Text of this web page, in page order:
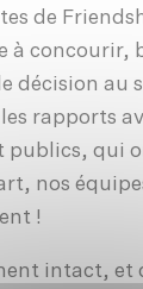
de
à
décision
rapports
publics, qui
nos
!
intact,